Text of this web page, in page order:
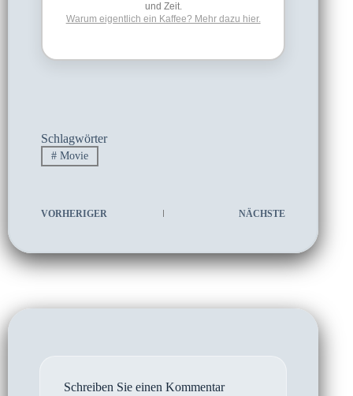
und Zeit.
Warum eigentlich ein Kaffee? Mehr dazu hier.
Schlagwörter
#Movie
VORHERIGER NÄCHSTE
Schreiben Sie einen Kommentar